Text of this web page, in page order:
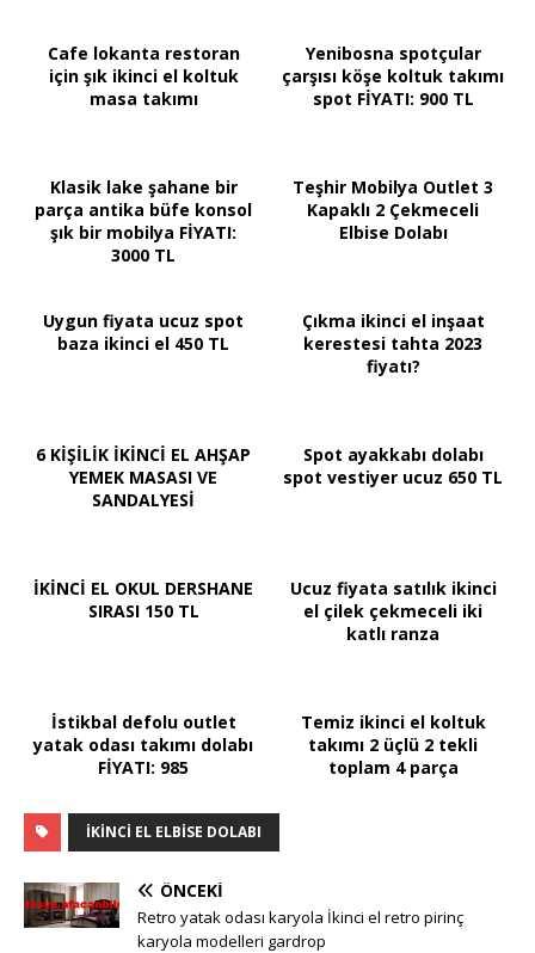
Cafe lokanta restoran
için şık ikinci el koltuk
masa takımı
Yenibosna spotçular
çarşısı köşe koltuk takımı
spot FİYATI: 900 TL
Klasik lake şahane bir
parça antika büfe konsol
şık bir mobilya FİYATI:
3000 TL
Teşhir Mobilya Outlet 3
Kapaklı 2 Çekmeceli
Elbise Dolabı
Uygun fiyata ucuz spot
baza ikinci el 450 TL
Çıkma ikinci el inşaat
kerestesi tahta 2023
fiyatı?
6 KİŞİLİK İKİNCİ EL AHŞAP
YEMEK MASASI VE
SANDALYESİ
Spot ayakkabı dolabı
spot vestiyer ucuz 650 TL
İKİNCİ EL OKUL DERSHANE
SIRASI 150 TL
Ucuz fiyata satılık ikinci
el çilek çekmeceli iki
katlı ranza
İstikbal defolu outlet
yatak odası takımı dolabı
FİYATI: 985
Temiz ikinci el koltuk
takımı 2 üçlü 2 tekli
toplam 4 parça
IKINCI EL ELBISE DOLABI
ÖNCEKI
Retro yatak odası karyola İkinci el retro pirinç
karyola modelleri gardrop